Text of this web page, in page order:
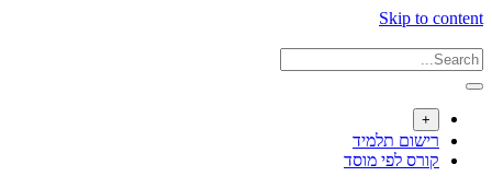
Skip to content
+
רישום תלמיד
קורס לפי מוסד